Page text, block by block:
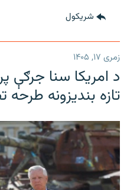
شريکول
زمری ۱۷, ۱۴۰۵
د امریکا سنا جرګې
تازه بندیزونه